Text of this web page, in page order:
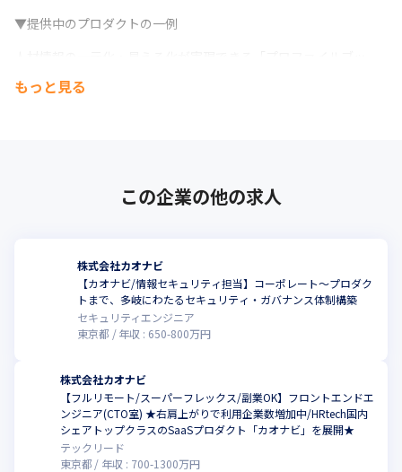
▼提供中のプロダクトの一例
評価運用業務の効率化を支援する「スマートレビュー」
“はたらく”にテクノロジーを実装し個の力から社会の仕様を変え
人材データを人事担当者だけのものにせず、経営層、マネージャ
ー、そして現場へと「開く」ことが、カオナビの原点です。この
揺るぎない信念のもと、創業以来、多角的な人材データを一元化
するプラットフォームを構築し、多くの企業様の潜在能力を最大
これからのカオナビ：
タレントマネジメントを次のステージへ導くべく、私たちは「タ
レントインテリジェンス」という新たなビジョンを掲げました。
プラットフォームに集約された多角的な人材データをAIが最大限
に活用。HRSaaS事業とHRソリューション事業の強力な両輪が駆
もっと見る
この企業の他の求人
株式会社カオナビ
【カオナビ/情報セキュリティ担当】コーポレート～プロダク
トまで、多岐にわたるセキュリティ・ガバナンス体制構築
セキュリティエンジニア
東京都
年収 : 650-800万円
株式会社カオナビ
【フルリモート/スーパーフレックス/副業OK】フロントエンドエ
ンジニア(CTO室) ★右肩上がりで利用企業数増加中/HRtech国内
シェアトップクラスのSaaSプロダクト「カオナビ」を展開★
テックリード
東京都
年収 : 700-1300万円